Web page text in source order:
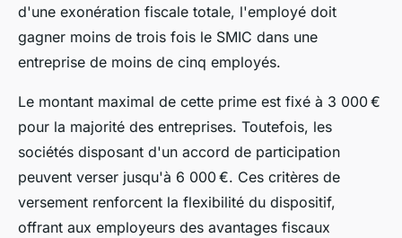
d'une exonération fiscale totale, l'employé doit
gagner moins de trois fois le SMIC dans une
entreprise de moins de cinq employés.
Le montant maximal de cette prime est fixé à 3 000 €
pour la majorité des entreprises. Toutefois, les
sociétés disposant d'un accord de participation
peuvent verser jusqu'à 6 000 €. Ces critères de
versement renforcent la flexibilité du dispositif,
offrant aux employeurs des avantages fiscaux